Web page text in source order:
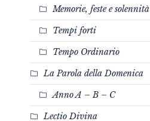
Memorie, feste e solennità
Tempi forti
Tempo Ordinario
La Parola della Domenica
Anno A – B – C
Lectio Divina